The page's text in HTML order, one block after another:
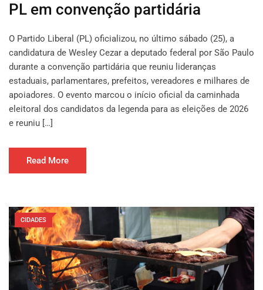
PL em convenção partidária
O Partido Liberal (PL) oficializou, no último sábado (25), a
candidatura de Wesley Cezar a deputado federal por São Paulo
durante a convenção partidária que reuniu lideranças
estaduais, parlamentares, prefeitos, vereadores e milhares de
apoiadores. O evento marcou o início oficial da caminhada
eleitoral dos candidatos da legenda para as eleições de 2026
e reuniu […]
Read More
CIDADES